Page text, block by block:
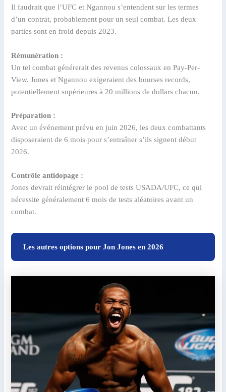
Il faudrait que l’UFC et Ngannou s’entendent sur les termes
d’un contrat, probablement pour un seul combat. Les deux
parties sont en froid depuis 2023.
Rémunération :
Un tel combat générerait des revenus colossaux en Pay-Per-
View. Jones et Ngannou exigeraient des bourses records,
potentiellement supérieures à 20 millions de dollars chacun.
Préparation :
Avec un événement prévu en juin 2026, les deux combattants
disposeraient de 6 mois pour s’entraîner s’ils signent début
2026.
Contrôle antidopage :
Jones devrait réintégrer le pool de tests USADA/UFC, ce qui
nécessite généralement 6 mois de tests aléatoires avant un
combat.
Les autres options pour Jon Jones en 2026